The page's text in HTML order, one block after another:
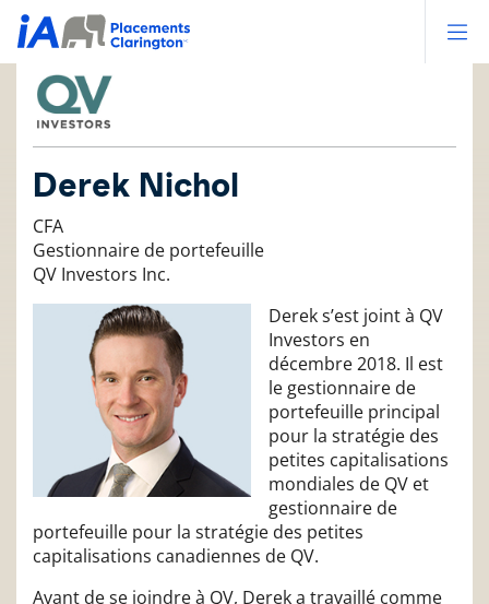
Derek Nichol
CFA
Gestionnaire de portefeuille
QV Investors Inc.
Derek s’est joint à QV
Investors en
décembre 2018. Il est
le gestionnaire de
portefeuille principal
pour la stratégie des
petites capitalisations
mondiales de QV et
gestionnaire de
portefeuille pour la stratégie des petites
capitalisations canadiennes de QV.
Avant de se joindre à QV, Derek a travaillé comme